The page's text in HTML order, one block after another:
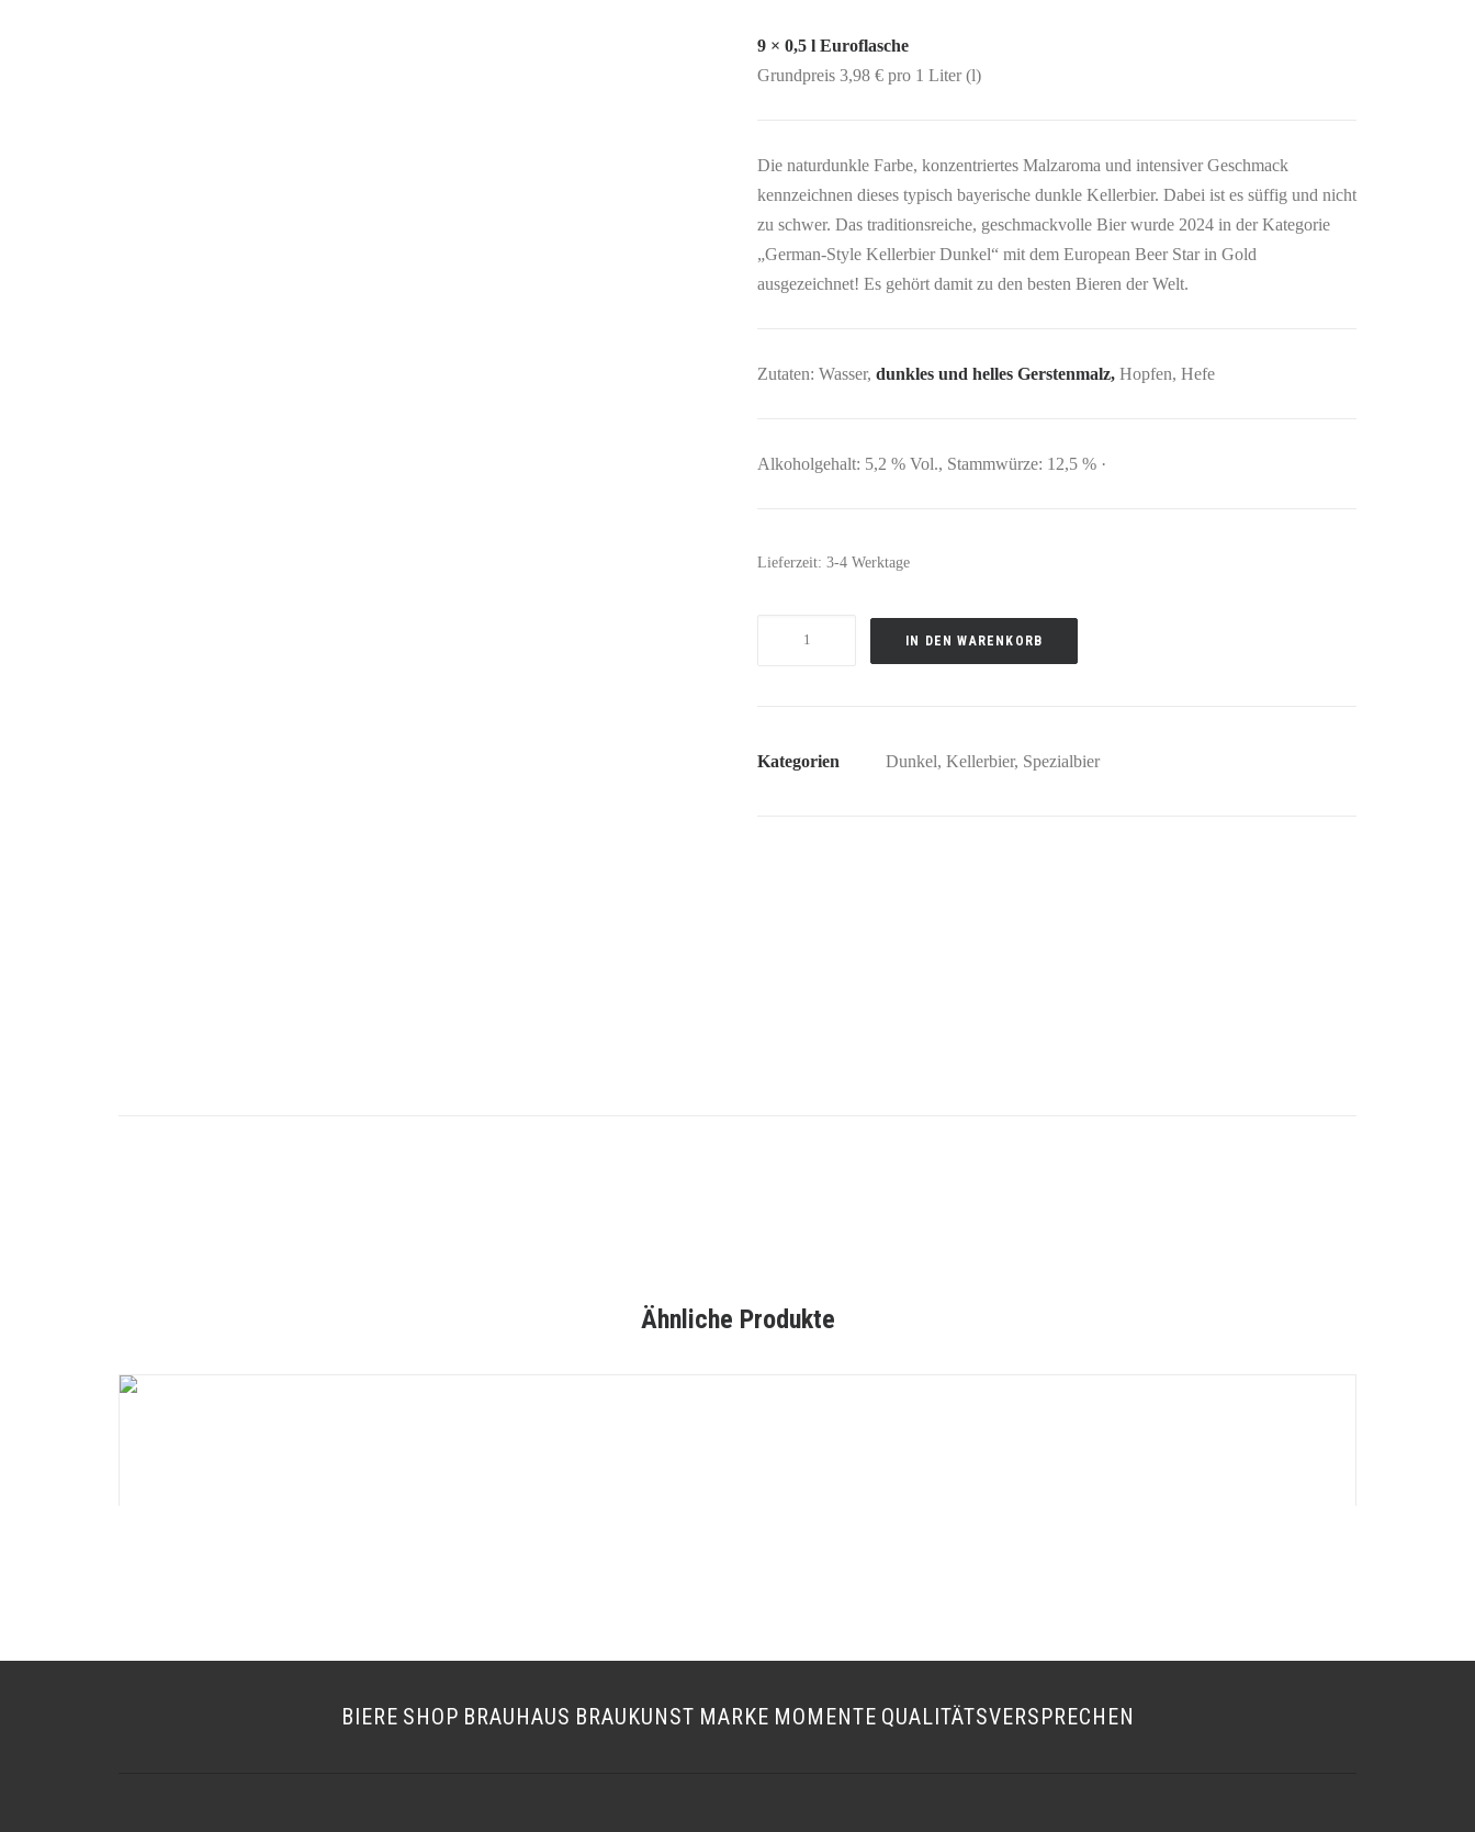
9 × 0,5 l Euroflasche
Grundpreis 3,98 € pro 1 Liter (l)
Die naturdunkle Farbe, konzentriertes Malzaroma und intensiver Geschmack
kennzeichnen dieses typisch bayerische dunkle Kellerbier. Dabei ist es süffig und nicht
zu schwer. Das traditionsreiche, geschmackvolle Bier wurde 2024 in der Kategorie
„German-Style Kellerbier Dunkel“ mit dem European Beer Star in Gold
ausgezeichnet! Es gehört damit zu den besten Bieren der Welt.
Zutaten: Wasser, dunkles und helles Gerstenmalz, Hopfen, Hefe
Alkoholgehalt: 5,2 % Vol., Stammwürze: 12,5 % ·
Lieferzeit: 3-4 Werktage
WALLERSTEIN
IN DEN WARENKORB
Kategorien Dunkel, Kellerbier, Spezialbier
Ähnliche Produkte
BIERE SHOP BRAUHAUS BRAUKUNST MARKE MOMENTE QUALITÄTSVERSPRECHEN